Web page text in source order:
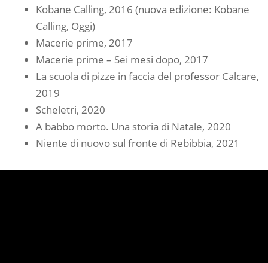
Kobane Calling, 2016 (nuova edizione: Kobane
Calling, Oggi)
Macerie prime, 2017
Macerie prime – Sei mesi dopo, 2017
La scuola di pizze in faccia del professor Calcare,
2019
Scheletri, 2020
A babbo morto. Una storia di Natale, 2020
Niente di nuovo sul fronte di Rebibbia, 2021